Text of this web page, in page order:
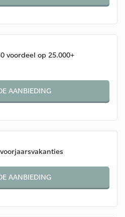
voordeel op 25.000+
AANBIEDING
AANBIEDING